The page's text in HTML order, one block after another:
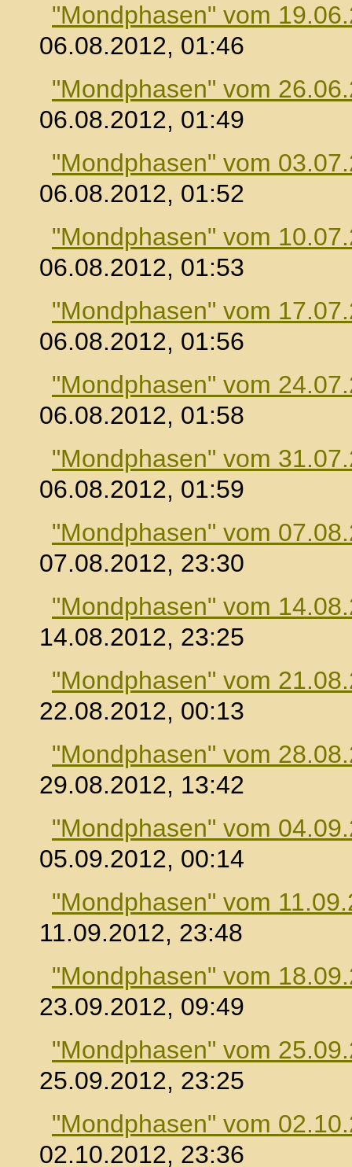
"Mondphasen" vom
06.08.2012, 01:46
"Mondphasen" vom
06.08.2012, 01:49
"Mondphasen" vom
06.08.2012, 01:52
"Mondphasen" vom
06.08.2012, 01:53
"Mondphasen" vom
06.08.2012, 01:56
"Mondphasen" vom
06.08.2012, 01:58
"Mondphasen" vom
06.08.2012, 01:59
"Mondphasen" vom
07.08.2012, 23:30
"Mondphasen" vom
14.08.2012, 23:25
"Mondphasen" vom
22.08.2012, 00:13
"Mondphasen" vom
29.08.2012, 13:42
"Mondphasen" vom
05.09.2012, 00:14
"Mondphasen" vom
11.09.2012, 23:48
"Mondphasen" vom
23.09.2012, 09:49
"Mondphasen" vom
25.09.2012, 23:25
"Mondphasen" vom
02.10.2012, 23:36